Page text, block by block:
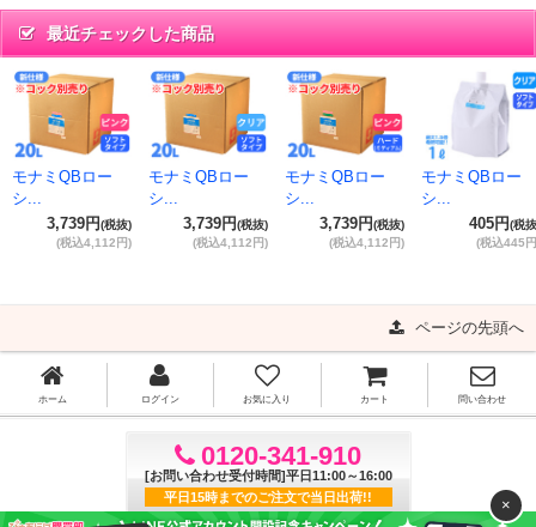
×
最近チェックした商品
モナミQBロー
シ...
3,739円(税抜)
(税込4,112円)
モナミQBロー
シ...
3,739円(税抜)
(税込4,112円)
モナミQBロー
シ...
3,739円(税抜)
(税込4,112円)
モナミQBロー
シ...
405円(税
(税込445
ページの先頭へ
ホーム ログイン お気に入り カート 問い合わせ
0120-341-910
[お問い合わせ受付時間]平日11:00～16:00
平日15時までのご注文で当日出荷!!